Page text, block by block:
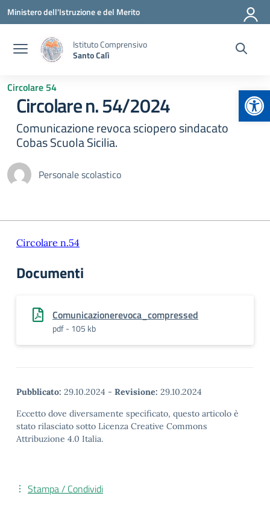
Vai ai contenuti
Vai al menu di navigazione
Vai al footer
Ministero dell'Istruzione e del Merito
Istituto Comprensivo
Santo Calì
Circolare 54
Circolare n. 54/2024
Comunicazione revoca sciopero sindacato
Cobas Scuola Sicilia.
Personale scolastico
Circolare n.54
Documenti
Comunicazionerevoca_compressed
pdf - 105 kb
Pubblicato: 29.10.2024 - Revisione: 29.10.2024
Eccetto dove diversamente specificato, questo articolo è
stato rilasciato sotto Licenza Creative Commons
Attribuzione 4.0 Italia.
Stampa / Condividi